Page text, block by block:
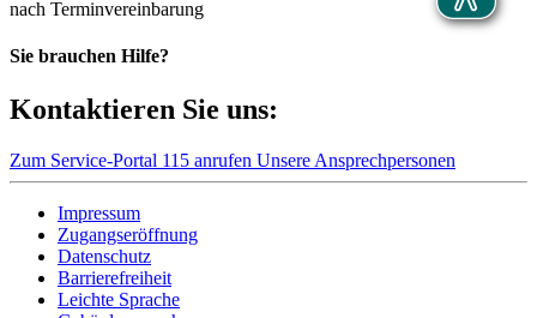
nach Terminvereinbarung
Sie brauchen Hilfe?
Kontaktieren Sie uns:
Zum Service-Portal 115 anrufen Unsere Ansprechpersonen
Impressum
Zugangseröffnung
Datenschutz
Barrierefreiheit
Leichte Sprache